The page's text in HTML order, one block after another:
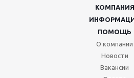
КОМПАНИЯ
ПОМОЩЬ
О компании
Новости
Вакансии